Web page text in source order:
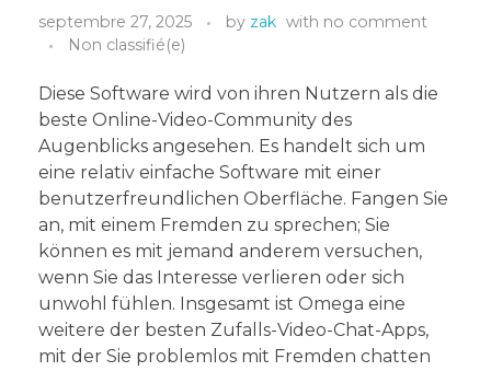
septembre 27, 2025 by zak with no comment
Non classifié(e)
Diese Software wird von ihren Nutzern als die
beste Online-Video-Community des
Augenblicks angesehen. Es handelt sich um
eine relativ einfache Software mit einer
benutzerfreundlichen Oberfläche. Fangen Sie
an, mit einem Fremden zu sprechen; Sie
können es mit jemand anderem versuchen,
wenn Sie das Interesse verlieren oder sich
unwohl fühlen. Insgesamt ist Omega eine
weitere der besten Zufalls-Video-Chat-Apps,
mit der Sie problemlos mit Fremden chatten